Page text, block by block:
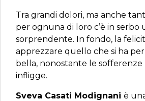
Tra grandi dolori, ma anche
per ognuna di loro c’è in serbo
sorprendente. In fondo, la
apprezzare quello che si ha
bella, nonostante le sofferenze
infligge.
Sveva Casati Modignani è